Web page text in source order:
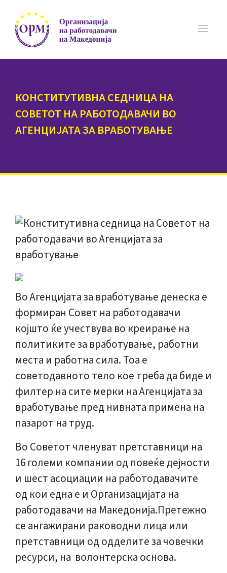
КОНСТИТУТИВНА СЕДНИЦА НА
СОВЕТОТ НА РАБОТОДАВАЧИ ВО
АГЕНЦИЈАТА ЗА ВРАБОТУВАЊЕ
Во Агенцијата за вработување денеска е
формиран Совет на работодавачи
којшто ќе учествува во креирање на
политиките за вработување, работни
места и работна сила. Тоа е
советодавното тело кое треба да биде и
филтер на сите мерки на Агенцијата за
вработување пред нивната примена на
пазарот на труд.
Во Советот членуват претставници на
16 големи компании од повеќе дејности
и шест асоциации на работодавачите
од кои една е и Организацијата на
работодавачи на Македонија.Претежно
се ангажирани раководни лица или
претставници од одделите за човечки
ресурси, на волонтерска основа.